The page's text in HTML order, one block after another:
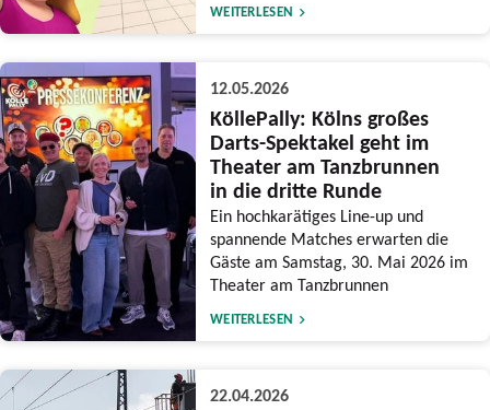
WEITERLESEN
12.05.2026
KöllePally: Kölns großes
Darts-Spektakel geht im
Theater am Tanzbrunnen
in die dritte Runde
Ein hochkarätiges Line-up und
spannende Matches erwarten die
Gäste am Samstag, 30. Mai 2026 im
Theater am Tanzbrunnen
WEITERLESEN
22.04.2026